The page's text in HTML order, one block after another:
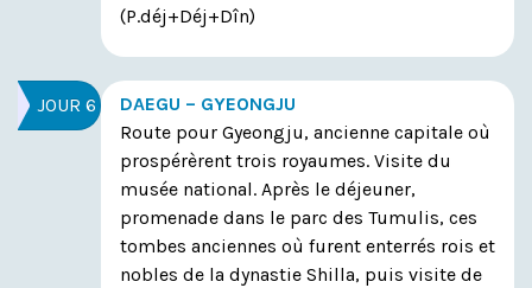
(P.déj+Déj+Dîn)
JOUR 6
DAEGU – GYEONGJU
Route pour Gyeongju, ancienne capitale où
prospérèrent trois royaumes. Visite du
musée national. Après le déjeuner,
promenade dans le parc des Tumulis, ces
tombes anciennes où furent enterrés rois et
nobles de la dynastie Shilla, puis visite de